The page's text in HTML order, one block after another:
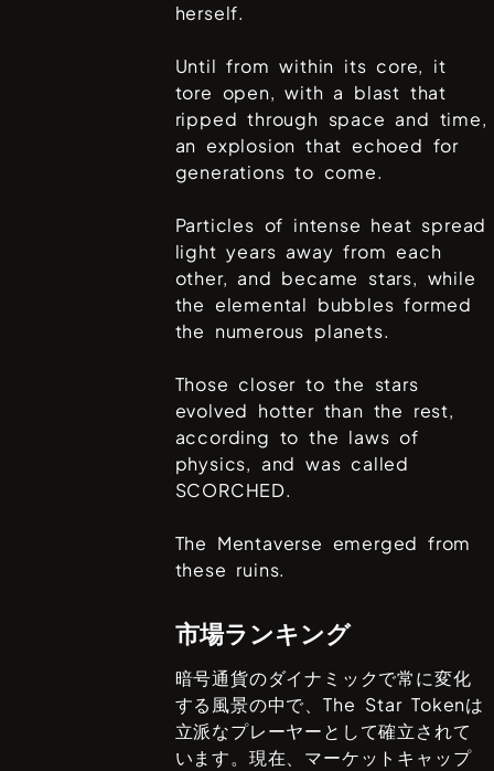
herself.
Until from within its core, it
tore open, with a blast that
ripped through space and time,
an explosion that echoed for
generations to come.
Particles of intense heat spread
light years away from each
other, and became stars, while
the elemental bubbles formed
the numerous planets.
Those closer to the stars
evolved hotter than the rest,
according to the laws of
physics, and was called
SCORCHED.
The Mentaverse emerged from
these ruins.
市場ランキング
暗号通貨のダイナミックで常に変化
する風景の中で、The Star Tokenは
立派なプレーヤーとして確立されて
います。現在、マーケットキャップ